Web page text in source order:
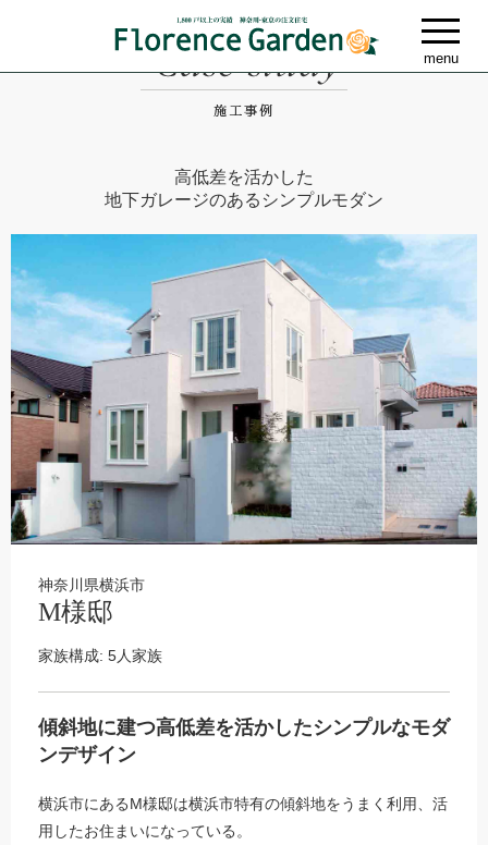
高低差を活かした
地下ガレージのあるシンプルモダン
神奈川県横浜市
M様邸
家族構成: 5人家族
傾斜地に建つ高低差を活かしたシンプルなモダ
ンデザイン
横浜市にあるM様邸は横浜市特有の傾斜地をうまく利用、活
用したお住まいになっている。